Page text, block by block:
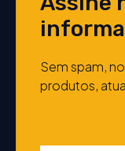
Sem spam,
produtos,